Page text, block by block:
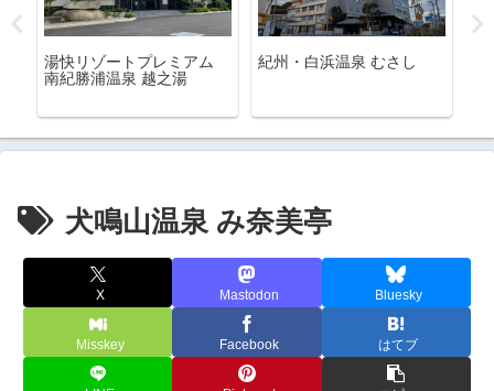
湯快リゾートプレミアム
南紀勝浦温泉 越之湯
紀州・白浜温泉 むさし
犬鳴山温泉 み奈美亭
X Mastodon Bluesky
Misskey Facebook はてブ